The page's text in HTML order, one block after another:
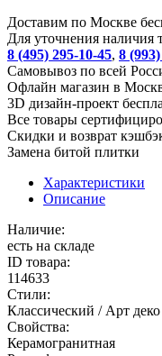
Доставим по Москве
Для уточнения наличия
8 (495) 295-10-45, 8
Cамовывоз по всей
Офлайн магазин в
3D дизайн-проект
Все товары
Скидки и возврат
Замена битой плитки
Характеристики
Описание
Наличие:
есть на складе
ID товара:
114633
Стили:
Классический / Арт деко
Свойства:
Керамогранитная